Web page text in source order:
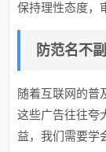
保持理性态度，
防范名不
随着互联网的普
这些广告往往夸
益，我们需要学